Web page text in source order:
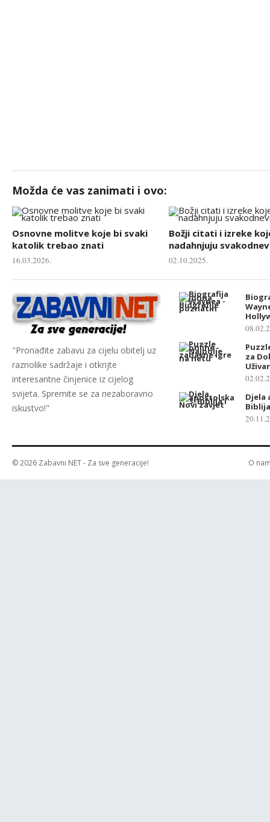
Možda će vas zanimati i ovo:
Osnovne molitve koje bi svaki
katolik trebao znati
16.03.2026.
Božji citati i izreke
nadahnjuju
02.10.2025.
"Pronađite zabavu za cijelu obitelj uz
raznolike sadržaje i otkrijte
interesantne činjenice iz cijelog
svijeta. Spremite se za nezaboravno
iskustvo!"
za
Djela
© 2026 Zabavni NET- Za sve generacije! O